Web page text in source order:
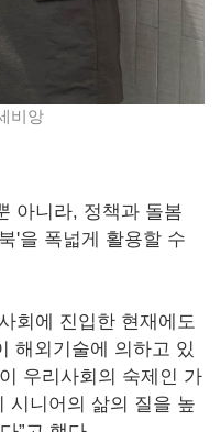
비앙
아니라, 정책과 돌봄
'을 폭넓게 활용할 수
회에 진입한 현재에도
해외기술에 의하고 있
우리사회의 숙제인 가
시니어의 삶의 질을 높